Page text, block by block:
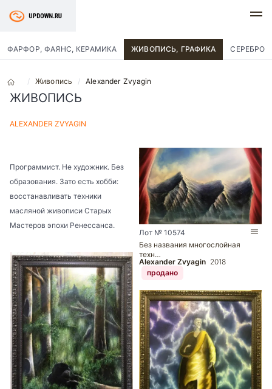
ФАРФОР, ФАЯНС, КЕРАМИКА ЖИВОПИСЬ, ГРАФИКА СЕРЕБРО
Живопись Alexander Zvyagin
ЖИВОПИСЬ
ALEXANDER ZVYAGIN
Программист. Не художник. Без
образования. Зато есть хобби:
восстанавливать техники
масляной живописи Старых
Мастеров эпохи Ренессанса.
Лот № 10574
Без названия многослойная
техн…
Alexander Zvyagin 2018
продано